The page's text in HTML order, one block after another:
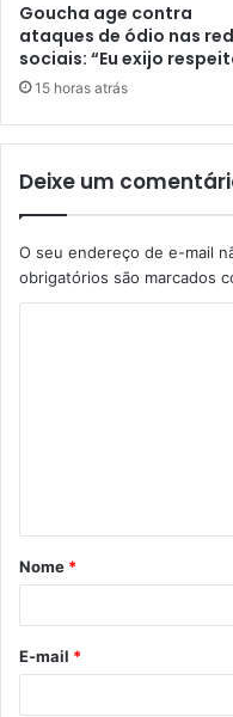
Goucha age contra
ataques de ódio nas
sociais: “Eu exijo
15 horas atrás
Deixe um
O seu endereço de e-mail
obrigatórios são marcados
á
r
*
Nome *
E-mail *